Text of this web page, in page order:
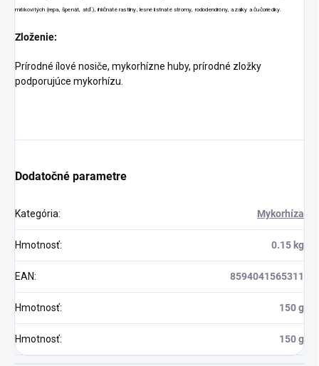
mrlíkovitých (repa, špenát, atď.), ihličnaté rastliny, lesné listnaté stromy, rododendróny, azalky a čučoriedky.
Zloženie:
Prírodné ílové nosiče, mykorhízne huby, prírodné zložky
podporujúce mykorhízu.
Dodatočné parametre
Kategória: Mykorhíza
Hmotnosť: 0.15 kg
EAN: 8594041565311
Hmotnosť: 150 g
Hmotnosť: 150 g